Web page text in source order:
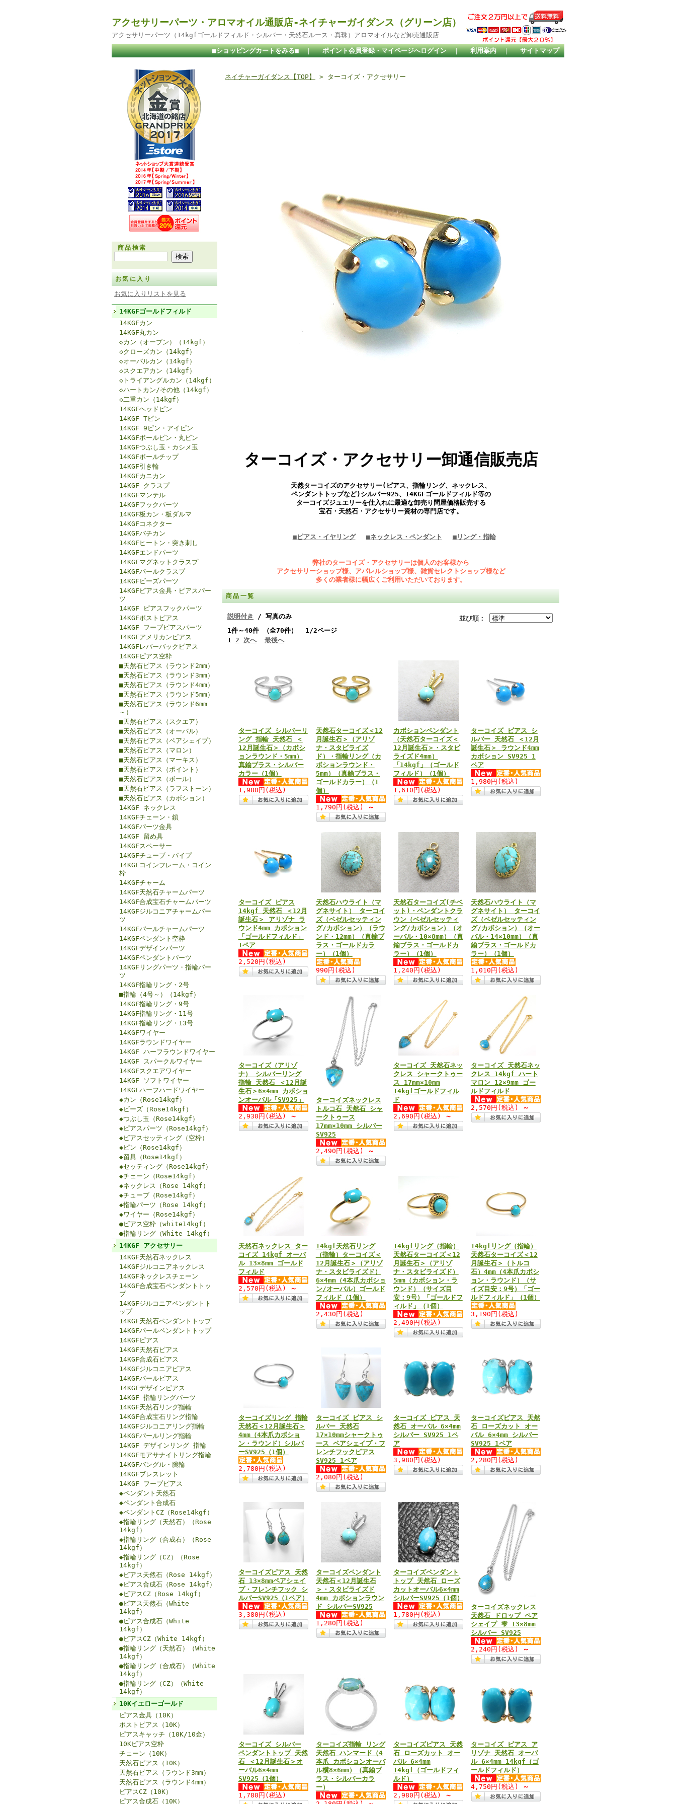
アクセサリーパーツ・アロマオイル通販店-ネイチャーガイダンス（グリーン店）
アクセサリーパーツ（14kgfゴールドフィルド・シルバー・天然石ルース・真珠）アロマオイルなど卸売通販店
■ショッピングカートをみる■ ｜ ポイント会員登録・マイページへログイン ｜ 利用案内 ｜ サイトマップ
商品検索
お気に入り
お気に入りリストを見る
14KGFゴールドフィルド
14KGFカン
14KGF丸カン
◇カン（オープン）（14kgf）
◇クローズカン（14kgf）
◇オーバルカン（14kgf）
◇スクエアカン（14kgf）
◇トライアングルカン（14kgf）
◇ハートカン/その他（14kgf）
◇二重カン（14kgf）
14KGFヘッドピン
14KGF Tピン
14KGF 9ピン・アイピン
14KGFボールピン・丸ピン
14KGFつぶし玉・カシメ玉
14KGFボールチップ
14KGF引き輪
14KGFカニカン
14KGF クラスプ
14KGFマンテル
14KGFフックパーツ
14KGF板カン・板ダルマ
14KGFコネクター
14KGFバチカン
14KGFヒートン・突き刺し
14KGFエンドパーツ
14KGFマグネットクラスプ
14KGFパールクラスプ
14KGFビーズパーツ
14KGFピアス金具・ピアスパー
ツ
14KGF ピアスフックパーツ
14KGFポストピアス
14KGF フープピアスパーツ
14KGFアメリカンピアス
14KGFレバーバックピアス
14KGFピアス空枠
■天然石ピアス（ラウンド2mm）
■天然石ピアス（ラウンド3mm）
■天然石ピアス（ラウンド4mm）
■天然石ピアス（ラウンド5mm）
■天然石ピアス（ラウンド6mm
～）
■天然石ピアス（スクエア）
■天然石ピアス（オーバル）
■天然石ピアス（ペアシェイプ）
■天然石ピアス（マロン）
■天然石ピアス（マーキス）
■天然石ピアス（ポイント）
■天然石ピアス（ボール）
■天然石ピアス（ラフストーン）
■天然石ピアス（カボション）
14KGF ネックレス
14KGFチェーン・鎖
14KGFパーツ金具
14KGF 留め具
14KGFスペーサー
14KGFチューブ・パイプ
14KGFコインフレーム・コイン
枠
14KGFチャーム
14KGF天然石チャームパーツ
14KGF合成宝石チャームパーツ
14KGFジルコニアチャームパー
ツ
14KGFパールチャームパーツ
14KGFペンダント空枠
14KGFデザインパーツ
14KGFペンダントパーツ
14KGFリングパーツ・指輪パー
ツ
14KGF指輪リング・2号
■指輪（4号～）（14kgf）
14KGF指輪リング・9号
14KGF指輪リング・11号
14KGF指輪リング・13号
14KGFワイヤー
14KGFラウンドワイヤー
14KGF ハーフラウンドワイヤー
14KGF スパークルワイヤー
14KGFスクエアワイヤー
14KGF ソフトワイヤー
14KGFハーフハードワイヤー
◆カン（Rose14kgf）
◆ビーズ（Rose14kgf）
◆つぶし玉（Rose14kgf）
◆ピアスパーツ（Rose14kgf）
◆ピアスセッティング（空枠）
◆ピン（Rose14kgf）
◆留具（Rose14kgf）
◆セッティング（Rose14kgf）
◆チェーン（Rose14kgf）
◆ネックレス（Rose 14kgf）
◆チューブ（Rose14kgf）
◆指輪パーツ（Rose 14kgf）
◆ワイヤー（Rose14kgf）
●ピアス空枠（white14kgf）
●指輪リング（White 14kgf）
14KGF アクセサリー
14KGF天然石ネックレス
14KGFジルコニアネックレス
14KGFネックレスチェーン
14KGF合成宝石ペンダントトッ
プ
14KGFジルコニアペンダントト
ップ
14KGF天然石ペンダントトップ
14KGFパールペンダントトップ
14KGFピアス
14KGF天然石ピアス
14KGF合成石ピアス
14KGFジルコニアピアス
14KGFパールピアス
14KGFデザインピアス
14KGF 指輪リングパーツ
14KGF天然石リング指輪
14KGF合成宝石リング指輪
14KGFジルコニアリング指輪
14KGFパールリング指輪
14KGF デザインリング 指輪
14KGFモアサナイトリング指輪
14KGFバングル・腕輪
14KGFブレスレット
14KGF フープピアス
◆ペンダント天然石
◆ペンダント合成石
◆ペンダントCZ（Rose14kgf）
◆指輪リング（天然石）（Rose
14kgf）
◆指輪リング（合成石）（Rose
14kgf）
◆指輪リング（CZ）（Rose
14kgf）
◆ピアス天然石（Rose 14kgf）
◆ピアス合成石（Rose 14kgf）
◆ピアスCZ（Rose 14kgf）
●ピアス天然石（White
14kgf）
●ピアス合成石（White
14kgf）
●ピアスCZ（White 14kgf）
●指輪リング（天然石）（White
14kgf）
●指輪リング（合成石）（White
14kgf）
●指輪リング（CZ）（White
14kgf）
10Kイエローゴールド
ピアス金具（10K）
ポストピアス（10K）
ピアスキャッチ（10K/10金）
10Kピアス空枠
チェーン（10K）
天然石ピアス（10K）
天然石ピアス（ラウンド3mm）
天然石ピアス（ラウンド4mm）
ピアスCZ（10K）
ピアス合成石（10K）
ネイチャーガイダンス【TOP】 > ターコイズ・アクセサリー
ターコイズ・アクセサリー卸通信販売店
天然ターコイズのアクセサリー(ピアス、指輪リング、ネックレス、
ペンダントトップなど)シルバー925、14KGFゴールドフィルド等の
ターコイズジュエリーを仕入れに最適な卸売り問屋価格販売する
宝石・天然石・アクセサリー資材の専門店です。
■ピアス・イヤリング ■ネックレス・ペンダント ■リング・指輪
弊社のターコイズ・アクセサリーは個人のお客様から
アクセサリーショップ様、アパレルショップ様、雑貨セレクトショップ様など
多くの業者様に幅広くご利用いただいております。
商品一覧
並び順：
説明付き
/ 写真のみ
1件～40件 （全70件） 1/2ページ
1 2 次へ 最後へ
ターコイズ シルバーリ
ング 指輪 天然石 ＜
12月誕生石＞（カボシ
ョンラウンド・5mm）
真鍮ブラス・シルバー
カラー（1個）
1,980円 (税込)
天然石ターコイズ＜12
月誕生石＞（アリゾ
ナ・スタビライズ
ド）・指輪リング（カ
ボションラウンド・
5mm）（真鍮ブラス・
ゴールドカラー）（1
個）
1,790円 (税込) ～
カボションペンダント
（天然石ターコイズ＜
12月誕生石＞・スタビ
ライズド4mm）
「14kgf」（ゴールド
フィルド）（1個）
1,610円 (税込)
ターコイズ ピアス シ
ルバー 天然石 ＜12月
誕生石＞ ラウンド4mm
カボション SV925 1
ペア
1,980円 (税込)
ターコイズ ピアス
14kgf 天然石 ＜12月
誕生石＞ アリゾナ ラ
ウンド4mm カボション
「ゴールドフィルド」
1ペア
2,520円 (税込)
天然石ハウライト（マ
グネサイト） ターコイ
ズ（ベゼルセッティン
グ/カボション）（ラウ
ンド・12mm）（真鍮ブ
ラス・ゴールドカラ
ー）（1個）
990円 (税込)
天然石ターコイズ(チベ
ット)・ペンダントクラ
ウン（ベゼルセッティ
ング/カボション）（オ
ーバル・10×8mm）（真
鍮ブラス・ゴールドカ
ラー）（1個）
1,240円 (税込)
天然石ハウライト（マ
グネサイト） ターコイ
ズ（ベゼルセッティン
グ/カボション）（オー
バル・14×10mm）（真
鍮ブラス・ゴールドカ
ラー）（1個）
1,010円 (税込)
ターコイズ（アリゾ
ナ） シルバーリング
指輪 天然石 ＜12月誕
生石＞6×4mm カボショ
ンオーバル「SV925」
2,930円 (税込) ～
ターコイズネックレス
トルコ石 天然石 シャ
ークトゥース
17mm×10mm シルバー
SV925
2,490円 (税込) ～
ターコイズ 天然石ネッ
クレス シャークトゥー
ス 17mm×10mm
14kgfゴールドフィル
ド
2,690円 (税込) ～
ターコイズ 天然石ネッ
クレス 14kgf ハート
マロン 12×9mm ゴー
ルドフィルド
2,570円 (税込) ～
天然石ネックレス ター
コイズ 14kgf オーバ
ル 13×8mm ゴールド
フィルド
2,570円 (税込) ～
14kgf天然石リング
（指輪）ターコイズ＜
12月誕生石＞（アリゾ
ナ・スタビライズド）
6×4mm（4本爪カボショ
ン/オーバル）ゴールド
フィルド（1個）
2,430円 (税込)
14kgfリング（指輪）
天然石ターコイズ＜12
月誕生石＞（アリゾ
ナ・スタビライズド）
5mm（カボション・ラ
ウンド）（サイズ目
安：9号）「ゴールドフ
ィルド」（1個）
2,490円 (税込)
14kgfリング（指輪）
天然石ターコイズ＜12
月誕生石＞（トルコ
石）4mm（4本爪カボシ
ョン・ラウンド）（サ
イズ目安：9号）「ゴー
ルドフィルド」（1個）
3,190円 (税込)
ターコイズリング 指輪
天然石＜12月誕生石＞
4mm（4本爪カボショ
ン・ラウンド）シルバ
ーSV925（1個）
2,780円 (税込)
ターコイズ ピアス シ
ルバー 天然石
17×10mmシャークトゥ
ース ペアシェイプ・フ
レンチフックピアス
SV925 1ペア
2,080円 (税込)
ターコイズ ピアス 天
然石 オーバル 6×4mm
シルバー SV925 1ペ
ア
3,980円 (税込)
ターコイズピアス 天然
石 ローズカット オー
バル 6×4mm シルバー
SV925 1ペア
2,280円 (税込)
ターコイズピアス 天然
石 13×8mmペアシェイ
プ・フレンチフック シ
ルバーSV925（1ペア）
3,380円 (税込)
ターコイズペンダント
天然石＜12月誕生石
＞・スタビライズド
4mm カボションラウン
ド シルバーSV925
1,280円 (税込)
ターコイズペンダント
トップ 天然石 ローズ
カットオーバル6×4mm
シルバーSV925（1個）
1,780円 (税込)
ターコイズネックレス
天然石 ドロップ ペア
シェイプ 雫 13×8mm
シルバー SV925
2,240円 (税込) ～
ターコイズ シルバー
ペンダントトップ 天然
石 ＜12月誕生石＞オ
ーバル6×4mm
SV925（1個）
1,780円 (税込)
ターコイズ指輪 リング
天然石 ハンマード（4
本爪 カボションオーバ
ル横8×6mm）（真鍮ブ
ラス・シルバーカラ
ー）
ターコイズピアス 天然
石 ローズカット オー
バル 6×4mm
14kgf（ゴールドフィ
ルド）
2,980円 (税込) ～
ターコイズ ピアス ア
リゾナ 天然石 オーバ
ル 6×4mm 14kgf（ゴ
ールドフィルド）
4,750円 (税込) ～